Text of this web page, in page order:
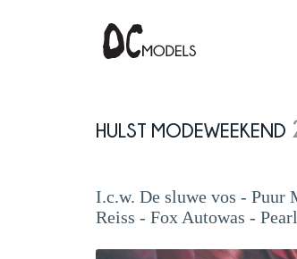
Hulst Modeweekend
I.c.w. De sluwe vos - Puur
Reiss - Fox Autowas -